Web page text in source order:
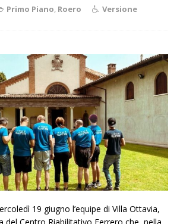
Primo Piano, Roero
Versione
19 giugno l’equipe di Villa Ottavia,